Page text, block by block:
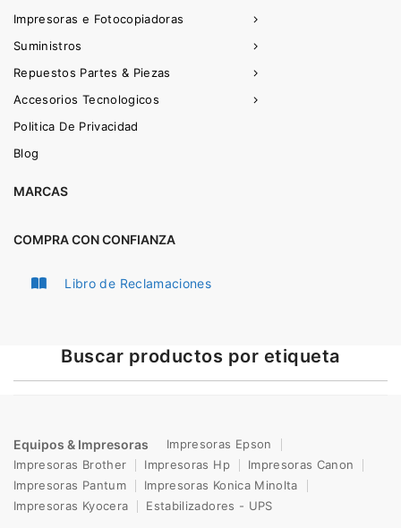
Impresoras e Fotocopiadoras
Suministros
Repuestos Partes & Piezas
Accesorios Tecnologicos
Politica De Privacidad
Blog
MARCAS
COMPRA CON CONFIANZA
Libro de Reclamaciones
Buscar productos por etiqueta
Equipos & Impresoras
Impresoras Epson
Impresoras Brother
Impresoras Hp
Impresoras Canon
Impresoras Pantum
Impresoras Konica Minolta
Impresoras Kyocera
Estabilizadores - UPS